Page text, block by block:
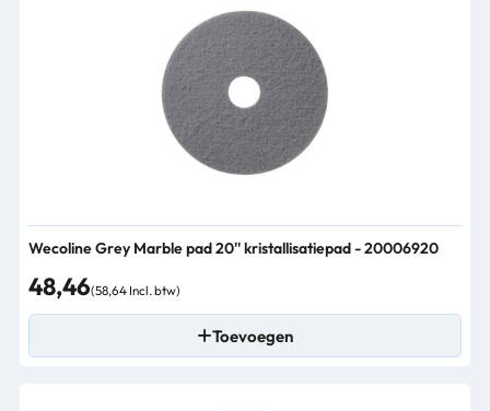
Wecoline Grey Marble pad 20'' kristallisatiepad - 20006920
48,46(58,64 Incl. btw)
Toevoegen